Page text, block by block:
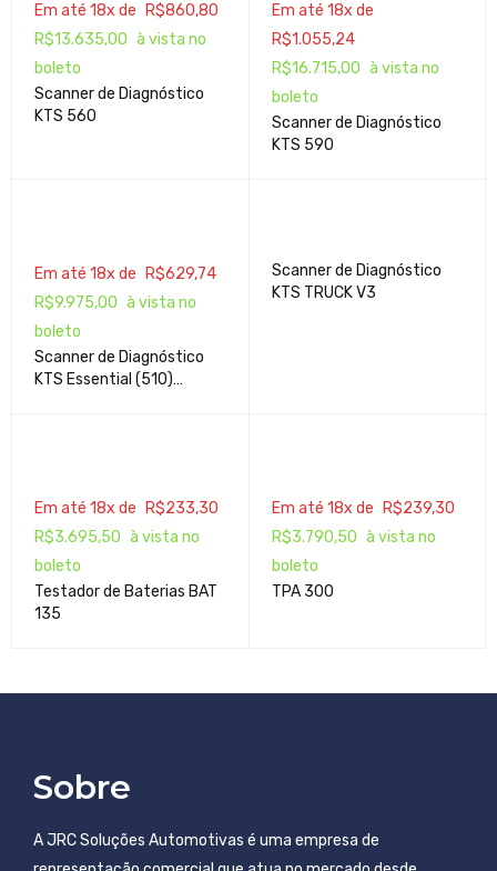
Em até 18x de R$860,80
R$13.635,00 à vista no
boleto
Scanner de Diagnóstico
KTS 560
Em até 18x de
R$1.055,24
R$16.715,00 à vista no
boleto
Scanner de Diagnóstico
KTS 590
Em até 18x de R$629,74
R$9.975,00 à vista no
boleto
Scanner de Diagnóstico
KTS Essential (510)
Scanner de Diagnóstico
KTS TRUCK V3
Em até 18x de R$233,30
R$3.695,50 à vista no
boleto
Testador de Baterias BAT
135
Em até 18x de R$239,30
R$3.790,50 à vista no
boleto
TPA 300
Sobre
A JRC Soluções Automotivas é uma empresa de